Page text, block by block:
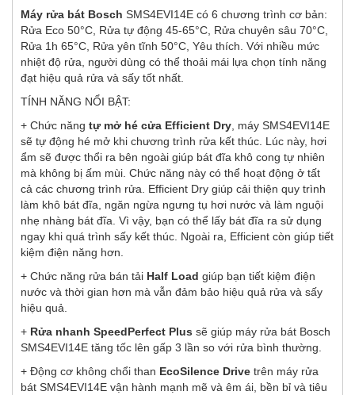
Máy rửa bát Bosch SMS4EVI14E có 6 chương trình cơ bản:
Rửa Eco 50°C, Rửa tự động 45-65°C, Rửa chuyên sâu 70°C,
Rửa 1h 65°C, Rửa yên tĩnh 50°C, Yêu thích. Với nhiều mức
nhiệt độ rửa, người dùng có thể thoải mái lựa chọn tính năng
đạt hiệu quả rửa và sấy tốt nhất.
TÍNH NĂNG NỔI BẬT:
+ Chức năng tự mở hé cửa Efficient Dry , máy SMS4EVI14E
sẽ tự động hé mở khi chương trình rửa kết thúc. Lúc này, hơi
ẩm sẽ được thổi ra bên ngoài giúp bát đĩa khô cong tự nhiên
mà không bị ấm mùi. Chức năng này có thể hoạt động ở tất
cả các chương trình rửa. Efficient Dry giúp cải thiện quy trình
làm khô bát đĩa, ngăn ngừa ngưng tụ hơi nước và làm nguội
nhẹ nhàng bát đĩa. Vì vậy, bạn có thể lấy bát đĩa ra sử dụng
ngay khi quá trình sấy kết thúc. Ngoài ra, Efficient còn giúp tiết
kiệm điện năng hơn.
+ Chức năng rửa bán tải Half Load giúp bạn tiết kiệm điện
nước và thời gian hơn mà vẫn đảm bảo hiệu quả rửa và sấy
hiệu quả.
+ Rửa nhanh SpeedPerfect Plus sẽ giúp máy rửa bát Bosch
SMS4EVI14E tăng tốc lên gấp 3 lần so với rửa bình thường.
+ Động cơ không chổi than EcoSilence Drive trên máy rửa
bát SMS4EVI14E vận hành mạnh mẽ và êm ái, bền bỉ và tiêu